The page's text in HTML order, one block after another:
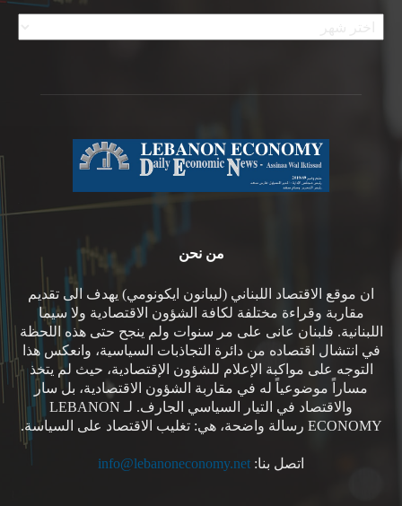
الأرشيف
من نحن
ان موقع الاقتصاد اللبناني (ليبانون ايكونومي) يهدف الى تقديم
مقاربة وقراءة مختلفة لكافة الشؤون الاقتصادية ولا سيما
اللبنانية. فلبنان عانى على مر سنوات ولم ينجح حتى هذه اللحظة
في انتشال اقتصاده من دائرة التجاذبات السياسية، وانعكس هذا
التوجه على مواكبة الإعلام للشؤون الإقتصادية، حيث لم يتخذ
مساراً موضوعياً له في مقاربة الشؤون الاقتصادية، بل سار
والاقتصاد في التيار السياسي الجارف. لـ LEBANON
ECONOMY رسالة واضحة، هي: تغليب الاقتصاد على السياسة.
اتصل بنا: info@lebanoneconomy.net